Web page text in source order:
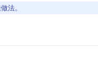
法。